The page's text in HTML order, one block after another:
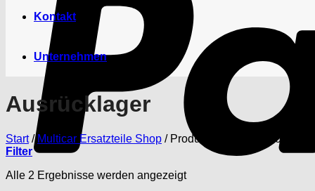
Kontakt
Unternehmen
Ausrücklager
Start / Multicar Ersatzteile Shop /Produkte verschlagwortet mit
Filter
Alle 2 Ergebnisse werden angezeigt